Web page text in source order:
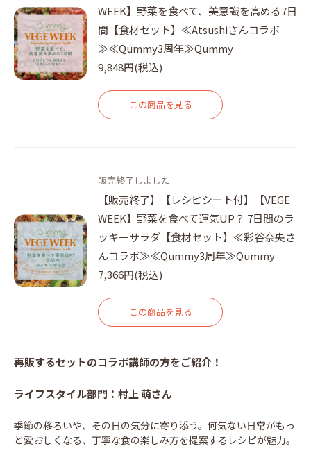
WEEK】野菜を食べて、美意識を高める7日
間【食材セット】≪Atsushiさんコラボ
≫≪Qummy3周年≫Qummy
9,848円(税込)
この商品を見る
販売終了しました
【販売終了】【レシピシート付】【VEGE
WEEK】野菜を食べて運気UP？ 7日間のラ
ッキーサラダ【食材セット】≪彩谷奈央さ
んコラボ≫≪Qummy3周年≫Qummy
7,366円(税込)
この商品を見る
再販するセットのコラボ講師の方をご紹介！
ライフスタイル部門：村上 萌さん
季節の移ろいや、その日の気分に寄り添う。何気ない日常がもっ
と愛おしくなる、丁寧な食の楽しみ方を提案するレシピが魅力。